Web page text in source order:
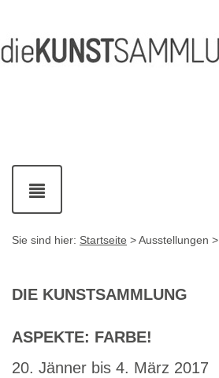
[1]
[2]
Links
[3]
mit
Kontaktdaten
Navigation
ein-
und
Sie sind hier: Startseite > Ausstellungen >
DIE KUNSTSAMMLUNG
ASPEKTE: FARBE!
20. Jänner bis 4. März 2017